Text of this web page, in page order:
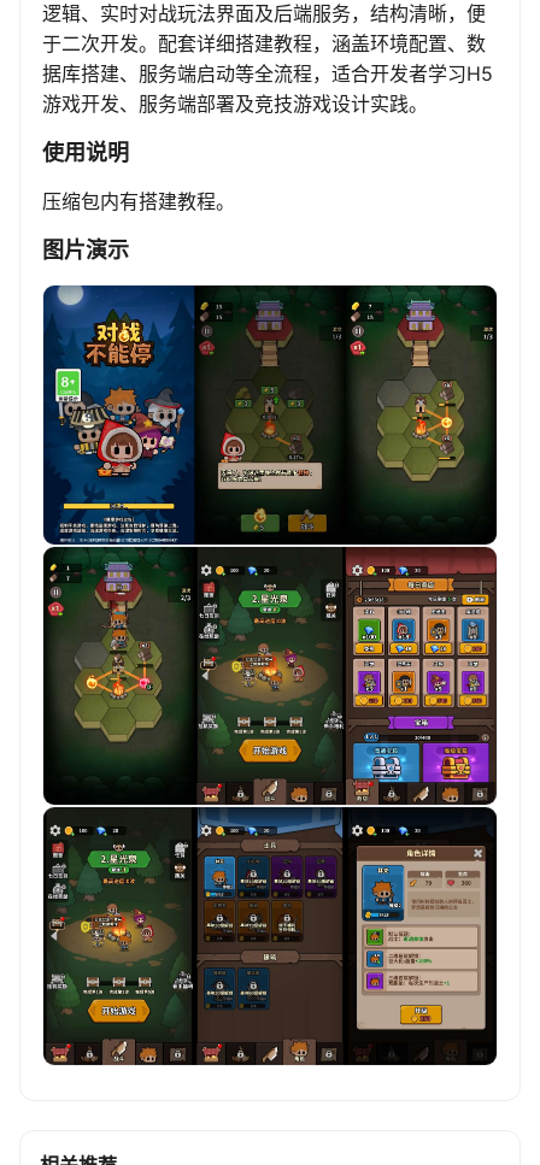
逻辑、实时对战玩法界面及后端服务，结构清晰，便
于二次开发。配套详细搭建教程，涵盖环境配置、数
据库搭建、服务端启动等全流程，适合开发者学习H5
游戏开发、服务端部署及竞技游戏设计实践。
使用说明
压缩包内有搭建教程。
图片演示